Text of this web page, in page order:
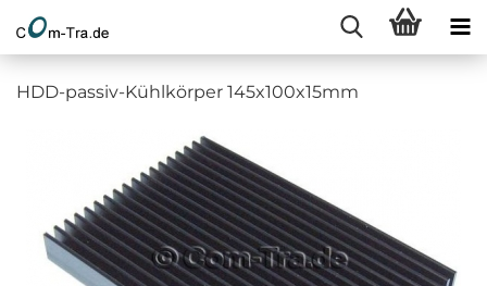
HDD-passiv-Kühlkörper 145x100x15mm